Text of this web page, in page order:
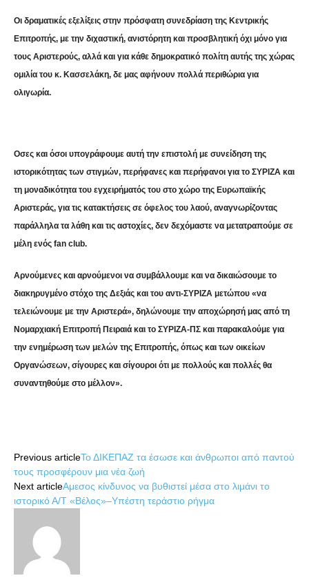
Οι δραματικές εξελίξεις στην πρόσφατη συνεδρίαση της Κεντρικής
Επιτροπής, με την διχαστική, ανιστόρητη και προσβλητική όχι μόνο για
τους Αριστερούς, αλλά και για κάθε δημοκρατικό πολίτη αυτής της χώρας
ομιλία του κ. Κασσελάκη, δε μας αφήνουν πολλά περιθώρια για
ολιγωρία.
Οσες και όσοι υπογράφουμε αυτή την επιστολή με συνείδηση της
ιστορικότητας των στιγμών, περήφανες και περήφανοι για το ΣΥΡΙΖΑ και
τη μοναδικότητα του εγχειρήματός του στο χώρο της Ευρωπαϊκής
Αριστεράς, για τις κατακτήσεις σε όφελος του λαού, αναγνωρίζοντας
παράλληλα τα λάθη και τις αστοχίες, δεν δεχόμαστε να μετατραπούμε σε
μέλη ενός fan club.
Αρνούμενες και αρνούμενοι να συμβάλλουμε και να δικαιώσουμε το
διακηρυγμένο στόχο της Δεξιάς και του αντι-ΣΥΡΙΖΑ μετώπου «να
τελειώνουμε με την Αριστερά», δηλώνουμε την αποχώρησή μας από τη
Νομαρχιακή Επιτροπή Πειραιά και το ΣΥΡΙΖΑ-ΠΣ και παρακαλούμε για
την ενημέρωση των μελών της Επιτροπής, όπως και των οικείων
Οργανώσεων, σίγουρες και σίγουροι ότι με πολλούς και πολλές θα
συναντηθούμε στο μέλλον».
Previous articleΤο ΔΙΚΕΠΑΖ τα έσωσε και άνθρωποι από παντού
τους προσφέρουν μια νέα ζωή
Next articleAμεσος κίνδυνος να βυθιστεί μέσα στο λιμάνι το
ιστορικό Α/Τ «Βέλος»–Υπέστη τεράστιο ρήγμα